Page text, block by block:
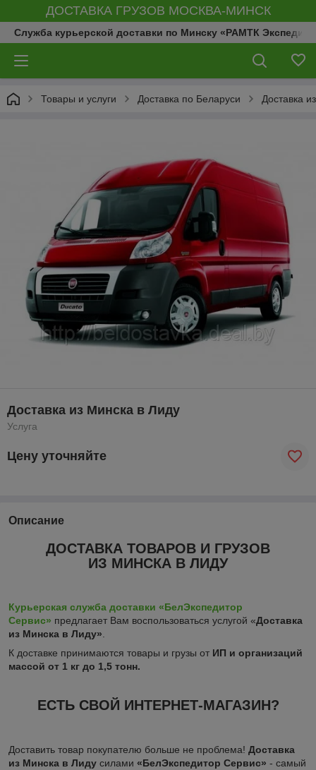
ДОСТАВКА ГРУЗОВ МОСКВА-МИНСК
Служба курьерской доставки по Минску «РАМТК
Товары и услуги Доставка по Беларуси Доставка
Доставка из Минска в Лиду
Услуга
Цену уточняйте
Описание
ДОСТАВКА ТОВАРОВ И ГРУЗОВ
ИЗ МИНСКА В ЛИДУ
Курьерская служба доставки «БелЭкспедитор
Сервис» предлагает Вам воспользоваться услугой «Доставка
из Минска в Лиду».
К доставке принимаются товары и грузы от ИП и организаций
массой от 1 кг до 1,5 тонн.
ЕСТЬ СВОЙ ИНТЕРНЕТ-МАГАЗИН?
Доставить товар покупателю больше не проблема! Доставка
из Минска в Лиду силами «БелЭкспедитор Сервис» - самый